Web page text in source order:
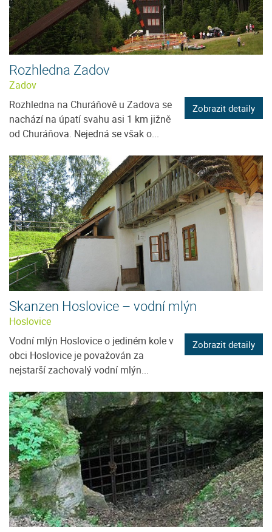
Rozhledna Zadov
Zadov
Rozhledna na Churáňově u Zadova se
nachází na úpatí svahu asi 1 km jižně
od Churáňova. Nejedná se však o...
Zobrazit detaily
Skanzen Hoslovice – vodní mlýn
Hoslovice
Vodní mlýn Hoslovice o jediném kole v
obci Hoslovice je považován za
nejstarší zachovalý vodní mlýn...
Zobrazit detaily